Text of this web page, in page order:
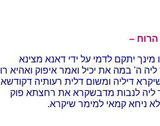
הרוח –
יתקם לדמי על ידי דאנא מצינא
ה' במה את יכיל ואמר איפוק ואהיא
דיליה ומשום דלית רעותיה
ליה לנבות מדבשקרא את רחצתא פוק
ניחא קמאי למימר שיקרא.